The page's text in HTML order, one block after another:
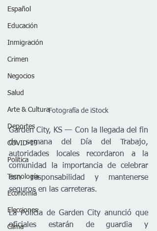
Español
Educación
Inmigración
Crimen
Negocios
Salud
Arte & Cultura
Deportes
COVID-19
Política
Tecnología
Economía
Elecciones
Clima
Fotografía de iStock
Garden City, KS — Con la llegada del fin
de semana del Día del Trabajo,
autoridades locales recordaron a la
comunidad la importancia de celebrar
con responsabilidad y mantenerse
seguros en las carreteras.
La Policía de Garden City anunció que
oficiales estarán de guardia y